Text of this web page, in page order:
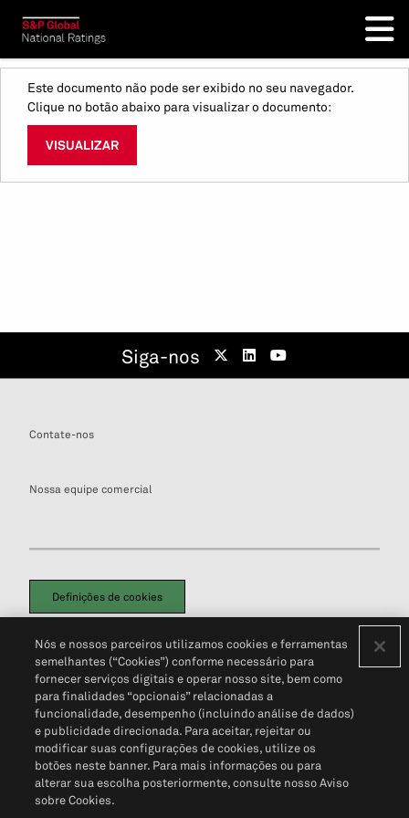
Este documento não pode ser exibido no seu navegador.
Clique no botão abaixo para visualizar o documento:
VISUALIZAR
Siga-nos
Contate-nos
Nossa equipe comercial
Definições de cookies
Política de PrivacidadePortal de privacidade do cliente (em inglês)
Não Venda Minhas Informações Pessoais© 2026 S&P Global
Nós e nossos parceiros utilizamos cookies e ferramentas
semelhantes (“Cookies”) conforme necessário para
fornecer serviços digitais e operar nosso site, bem como
para finalidades “opcionais” relacionadas a
funcionalidade, desempenho (incluindo análise de dados)
e publicidade direcionada. Para aceitar, rejeitar ou
modificar suas configurações de cookies, utilize os
botões neste banner. Para mais informações ou para
alterar sua escolha posteriormente, consulte nosso Aviso
sobre Cookies.